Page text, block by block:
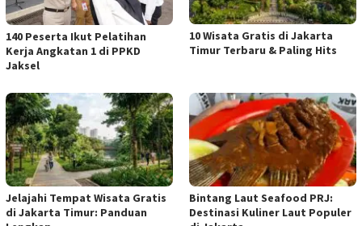
140 Peserta Ikut Pelatihan
Kerja Angkatan 1 di PPKD
Jaksel
10 Wisata Gratis di Jakarta
Timur Terbaru & Paling Hits
Jelajahi Tempat Wisata Gratis
di Jakarta Timur: Panduan
Bintang Laut Seafood PRJ:
Destinasi Kuliner Laut Populer